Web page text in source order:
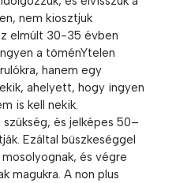
nem kiosztjuk
elmúlt 30-35 évben
a töménYtelen
hanem egy
ahelyett, hogy ingyen
is kell nekik.
és jelképes 50–
Ezáltal büszkeséggel
és végre
magukra. A non plus